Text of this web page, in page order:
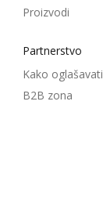
Proizvodi
Partnerstvo
Kako oglašavati
B2B zona